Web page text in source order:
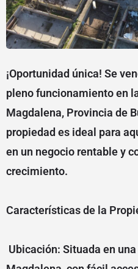
¡Oportunidad única! Se
pleno funcionamiento en
Magdalena, Provincia de
propiedad es ideal para
en un negocio rentable y
crecimiento.
Características de la
Ubicación: Situada en